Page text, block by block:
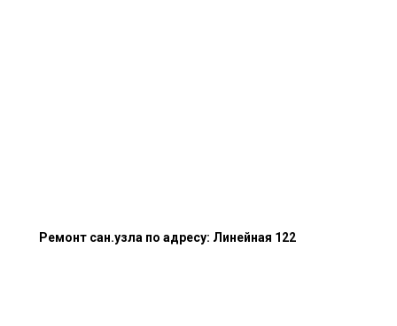
Ремонт сан.узла по адресу: Линейная 122